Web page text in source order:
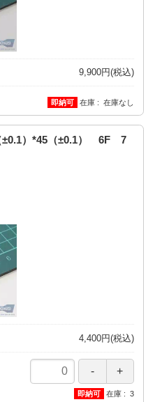
9,900円(税込)
在庫 在庫なし
±0.1）*45（±0.1） 6F 7
4,400円(税込)
在庫 3